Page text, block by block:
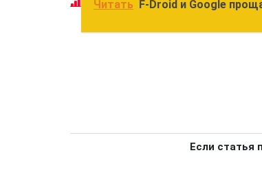
Читать F-Droid и Google
Если статья